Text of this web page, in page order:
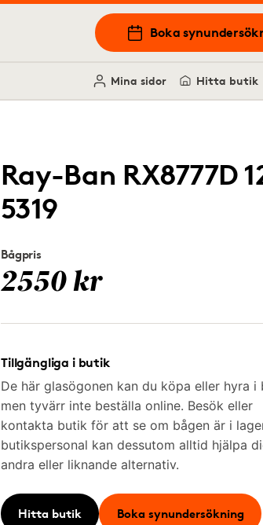
Boka
Mina sidor Hitta butik
Ray-Ban RX8777D
5319
Bågpris
2550 kr
Tillgängliga i butik
De här glasögonen kan du köpa eller hyra i
men tyvärr inte beställa online. Besök eller
kontakta butik för att se om bågen är i
butikspersonal kan dessutom alltid hjälpa
andra eller liknande alternativ.
Hitta butik Boka synundersökning